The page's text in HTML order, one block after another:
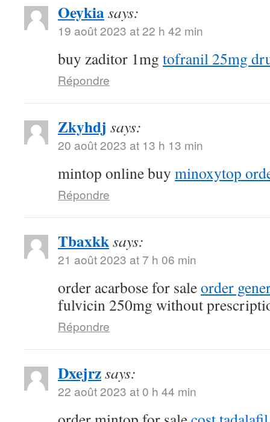
Oeykiasays:
19 août 2023 at 22 h 42 min
buy zaditor 1mg tofranil 25mg
Répondre
Zkyhdj says:
20 août 2023 at 13 h 13 min
mintop online buy minoxytop
Répondre
Tbaxkksays:
21 août 2023 at 7 h 06 min
order acarbose for saleorder
fulvicin 250mg without
Répondre
Dxejrzsays:
22 août 2023 at 0 h 44 min